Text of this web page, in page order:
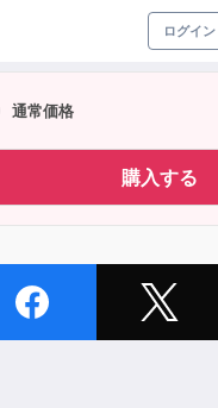
ログイン
通常価格
購入する